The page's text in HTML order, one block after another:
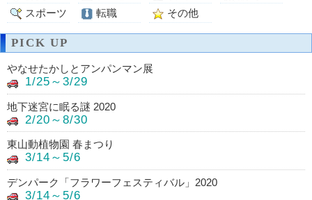
スポーツ
転職 その他
PICK UP
やなせたかしとアンパンマン展
1/25～3/29
地下迷宮に眠る謎 2020
2/20～8/30
東山動植物園 春まつり
3/14～5/6
デンパーク「フラワーフェスティバル」2020
3/14～5/6